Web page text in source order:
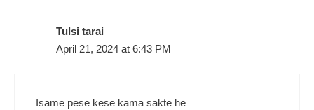
Tulsi tarai
April 21, 2024 at 6:43 PM
Isame pese kese kama sakte he